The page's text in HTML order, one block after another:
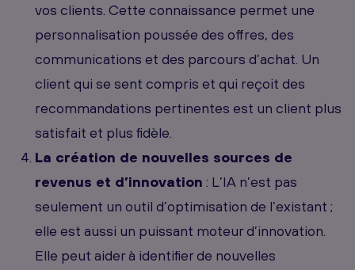
vos clients. Cette connaissance permet une
personnalisation poussée des offres, des
communications et des parcours d’achat. Un
client qui se sent compris et qui reçoit des
recommandations pertinentes est un client plus
satisfait et plus fidèle.
La création de nouvelles sources de
revenus et d’innovation : L’IA n’est pas
seulement un outil d’optimisation de l’existant ;
elle est aussi un puissant moteur d’innovation.
Elle peut aider à identifier de nouvelles